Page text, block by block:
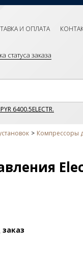
И ОПЛАТА
статуса заказа
6400.5ELECTR.
Компрессоры